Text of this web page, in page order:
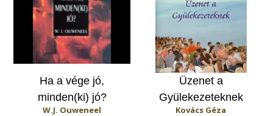
Ha a vége jó,
minden(ki) jó?
W.J. Ouweneel
Üzenet a
Gyülekezeteknek
Kovács Géza